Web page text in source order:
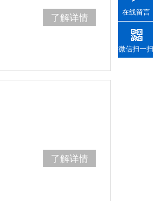
了解详情
了解详情
在线留言
微信扫一扫